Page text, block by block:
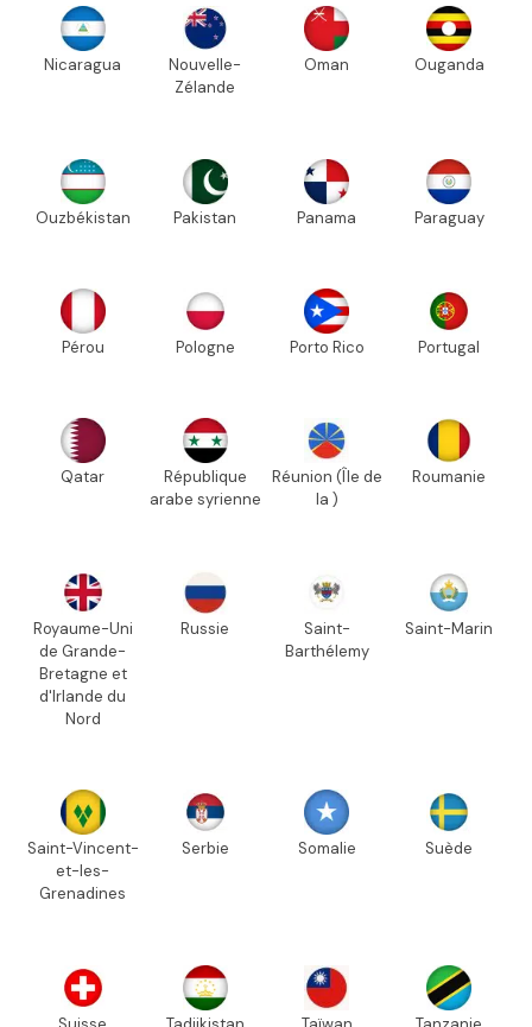
Nicaragua
Nouvelle-
Zélande
Oman Ouganda
Ouzbékistan Pakistan Panama Paraguay
Pérou Pologne Porto Rico Portugal
Qatar
République
arabe syrienne
Réunion (Île de
la )
Roumanie
Royaume-Uni
de Grande-
Bretagne et
d'Irlande du
Nord
Russie
Saint-
Barthélemy
Saint-Marin
Saint-Vincent-
et-les-
Grenadines
Serbie Somalie Suède